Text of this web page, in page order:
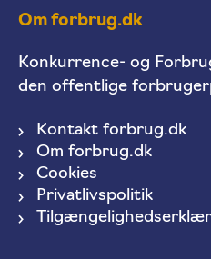
Om forbrug.dk
Konkurrence- og
den offentlige
Kontakt forbrug.dk
Om forbrug.dk
Cookies
Privatlivspolitik